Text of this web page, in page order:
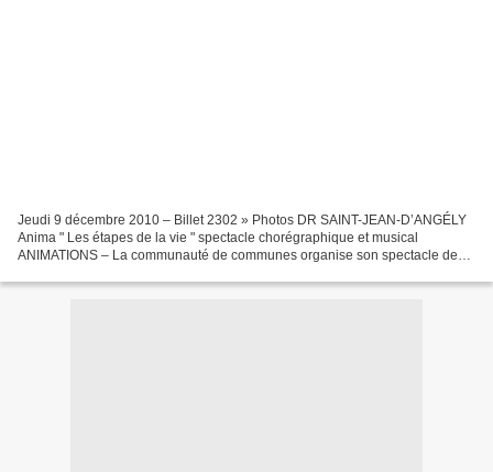
Jeudi 9 décembre 2010 – Billet 2302 » Photos DR SAINT-JEAN-D’ANGÉLY
Anima " Les étapes de la vie " spectacle chorégraphique et musical
ANIMATIONS – La communauté de communes organise son spectacle de